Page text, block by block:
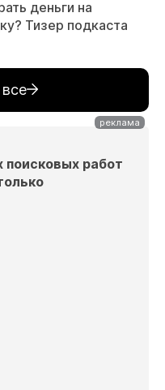
деньги на
Тизер подкаста
поисковых работ